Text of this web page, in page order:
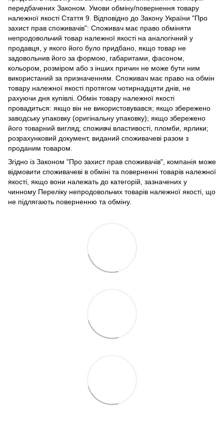
передбачених Законом. Умови обміну/повернення товару
належної якості Стаття 9. Відповідно до Закону України "Про
захист прав споживачів": Споживач має право обміняти
непродовольчий товар належної якості на аналогічний у
продавця, у якого його було придбано, якщо товар не
задовольнив його за формою, габаритами, фасоном,
кольором, розміром або з інших причин не може бути ним
використаний за призначенням. Споживач має право на обмін
товару належної якості протягом чотирнадцяти днів, не
рахуючи дня купівлі. Обмін товару належної якості
провадиться: якщо він не використовувався; якщо збережено
заводську упаковку (оригінальну упаковку); якщо збережено
його товарний вигляд; споживчі властивості, пломби, ярлики;
розрахунковий документ, виданий споживачеві разом з
проданим товаром.
Згідно із Законом "Про захист прав споживачів", компанія може
відмовити споживачеві в обміні та поверненні товарів належної
якості, якщо вони належать до категорій, зазначених у
чинному Переліку непродовольчих товарів належної якості, що
не підлягають поверненню та обміну.